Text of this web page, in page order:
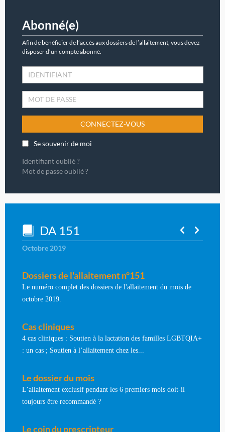
Abonné(e)
Afin de bénéficier de l’accès aux dossiers de l’allaitement, vous devez
disposer d’un compte abonné.
CONNECTEZ-VOUS
Se souvenir de moi
Identifiant oublié ?
Mot de passe oublié ?
DA 151
Octobre 2019
Dossiers de l'allaitement n°151
Le numéro complet des dossiers de l'allaitement du mois de
octobre 2019.
Cas cliniques
4 cas cliniques : Soutien à la lactation des familles LGBTQIA+
: un cas ; Soutien à l’allaitement chez les...
Le dossier du mois
L’allaitement exclusif pendant les 6 premiers mois doit-il
toujours être recommandé ?
Le coin du prescripteur